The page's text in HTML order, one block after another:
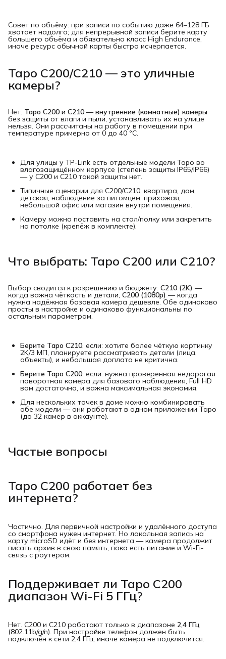
Совет по объёму: при записи по событию даже 64–128 ГБ
хватает надолго; для непрерывной записи берите карту
большего объёма и обязательно класс High Endurance,
иначе ресурс обычной карты быстро исчерпается.
Tapo C200/C210 — это уличные
камеры?
Нет. Tapo C200 и C210 — внутренние (комнатные) камеры
без защиты от влаги и пыли, устанавливать их на улице
нельзя. Они рассчитаны на работу в помещении при
температуре примерно от 0 до 40 °C.
Для улицы у TP-Link есть отдельные модели Tapo во
влагозащищённом корпусе (степень защиты IP65/IP66)
— у C200 и C210 такой защиты нет.
Типичные сценарии для C200/C210: квартира, дом,
детская, наблюдение за питомцем, прихожая,
небольшой офис или магазин внутри помещения.
Камеру можно поставить на стол/полку или закрепить
на потолке (крепёж в комплекте).
Что выбрать: Tapo C200 или C210?
Выбор сводится к разрешению и бюджету: C210 (2K) —
когда важна чёткость и детали, C200 (1080p) — когда
нужна надёжная базовая камера дешевле. Обе одинаково
просты в настройке и одинаково функциональны по
остальным параметрам.
Берите Tapo C210, если: хотите более чёткую картинку
2K/3 МП, планируете рассматривать детали (лица,
объекты), и небольшая доплата не критична.
Берите Tapo C200, если: нужна проверенная недорогая
поворотная камера для базового наблюдения, Full HD
вам достаточно, и важна максимальная экономия.
Для нескольких точек в доме можно комбинировать
обе модели — они работают в одном приложении Tapo
(до 32 камер в аккаунте).
Частые вопросы
Tapo C200 работает без
интернета?
Частично. Для первичной настройки и удалённого доступа
со смартфона нужен интернет. Но локальная запись на
карту microSD идёт и без интернета — камера продолжит
писать архив в свою память, пока есть питание и Wi-Fi-
связь с роутером.
Поддерживает ли Tapo C200
диапазон Wi-Fi 5 ГГц?
Нет. C200 и C210 работают только в диапазоне 2,4 ГГц
(802.11b/g/n). При настройке телефон должен быть
подключён к сети 2,4 ГГц, иначе камера не подключится.